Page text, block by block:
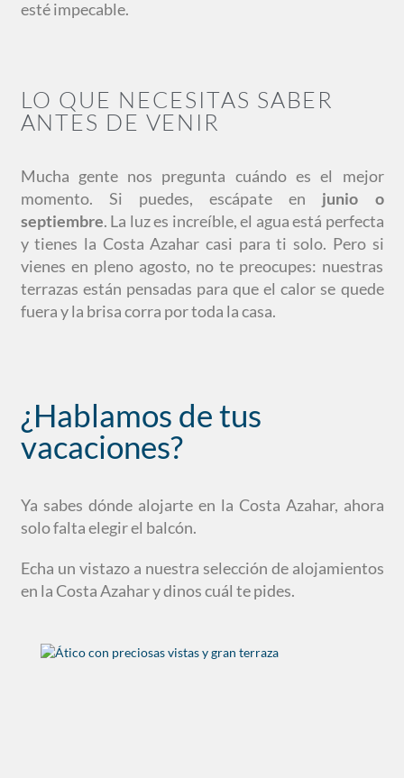
esté impecable.
LO QUE NECESITAS SABER
ANTES DE VENIR
Mucha gente nos pregunta cuándo es el mejor
momento. Si puedes, escápate en junio o
septiembre. La luz es increíble, el agua está perfecta
y tienes la Costa Azahar casi para ti solo. Pero si
vienes en pleno agosto, no te preocupes: nuestras
terrazas están pensadas para que el calor se quede
fuera y la brisa corra por toda la casa.
¿Hablamos de tus
vacaciones?
Ya sabes dónde alojarte en la Costa Azahar, ahora
solo falta elegir el balcón.
Echa un vistazo a nuestra selección de alojamientos
en la Costa Azahar y dinos cuál te pides.